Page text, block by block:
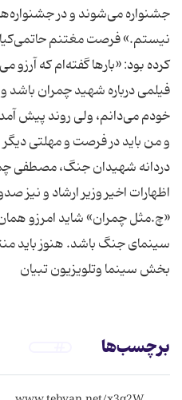
جشنواره می‌شوند و در
نیستم.» فرصت مغتنم حاتمی‌کیا
کرده بود: «بارها گفته‌ام كه
فیلمی درباره شهید چمران باشد
خودم می‌دانم، ولی روند پیش
و من باید در فرصت و مهلتی
دردانه شهیدان جنگ، مصطفی
اظهارات اخیر وزیر ارشاد و نیز
«چ.مثل چمران» شاید امرزو
سینمای جنگ باشد. هنوز باید
بخش سینما وتلویزیون تبیان
برچسب‌ها